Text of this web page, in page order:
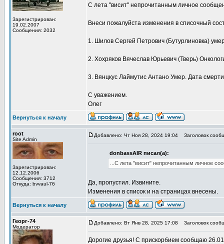
Зарегистрирован:
19.02.2007
Сообщения: 2032
С лета "висит" непрочитанным личное
Внеси пожалуйста изменения в списочный
1. Шилов Сергей Петрович (Бутурлиновка)
2. Хохряков Вячеслав Юрьевич (Тверь)
3. Вянцкус Лаймутис Антано Умер. Дата
С уважением.
Олег
Вернуться к началу
root
Site Admin
Зарегистрирован:
12.12.2006
Сообщения: 3712
Откуда: bvvaul-76
Добавлено: Чт Ноя 28, 2024 19:04 Заголовок
donbassAIR писал(а):
...С лета "висит" непрочитанным личное
Да, пропустил. Извините.
Изменения в список и на страницах внесены.
Вернуться к началу
Георг-74
Модератор
Добавлено: Вт Янв 28, 2025 17:08 Заголовок
Дорогие друзья! С прискорбием сообщаю